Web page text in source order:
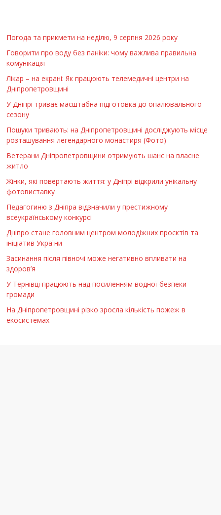
Погода та прикмети на неділю, 9 серпня 2026 року
Говорити про воду без паніки: чому важлива правильна
комунікація
Лікар – на екрані: Як працюють телемедичні центри на
Дніпропетровщині
У Дніпрі триває масштабна підготовка до опалювального
сезону
Пошуки тривають: на Дніпропетровщині досліджують місце
розташування легендарного монастиря (Фото)
Ветерани Дніпропетровщини отримують шанс на власне
житло
Жінки, які повертають життя: у Дніпрі відкрили унікальну
фотовиставку
Педагогиню з Дніпра відзначили у престижному
всеукраїнському конкурсі
Дніпро стане головним центром молодіжних проєктів та
ініціатив України
Засинання після півночі може негативно впливати на
здоров’я
У Тернівці працюють над посиленням водної безпеки
громади
На Дніпропетровщині різко зросла кількість пожеж в
екосистемах